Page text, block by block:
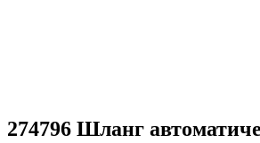
274796 Шланг